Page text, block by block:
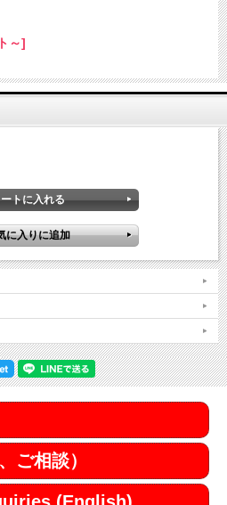
～]
ご相談）